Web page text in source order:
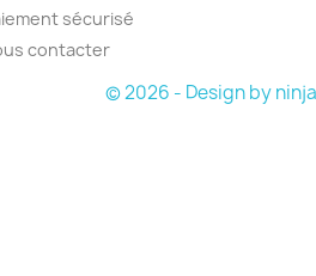
sécurisé
contacter
© 2026 - Design by